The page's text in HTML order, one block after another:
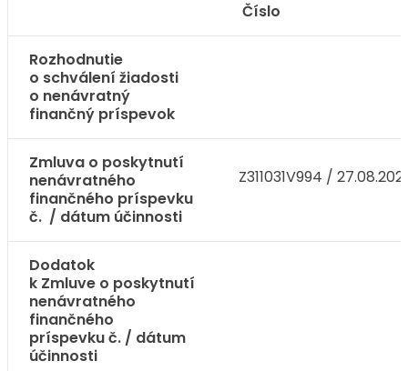
Číslo
Rozhodnutie
o schválení žiadosti
o nenávratný
finančný príspevok
Zmluva o poskytnutí
nenávratného
finančného príspevku
č. / dátum účinnosti
Z311031V994 /
Dodatok
k Zmluve o poskytnutí
nenávratného
finančného
príspevku č. / dátum
účinnosti